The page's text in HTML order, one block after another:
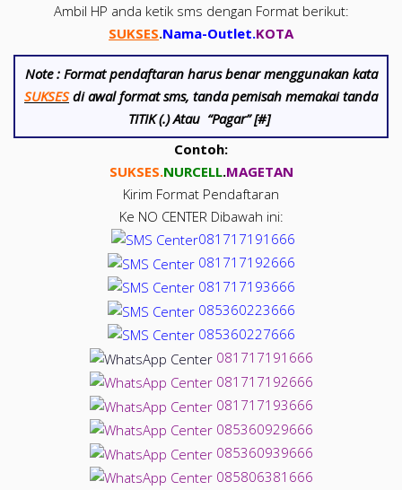
Ambil HP anda ketik sms dengan Format berikut:
SUKSES.Nama-Outlet.KOTA
Note : Format pendaftaran harus benar menggunakan kata
SUKSESdi awal format sms, tanda pemisah memakai tanda
TITIK (.) Atau “Pagar” [#]
Contoh:
SUKSES.NURCELL.MAGETAN
Kirim Format Pendaftaran
Ke NO CENTER Dibawah ini:
081717191666
081717192666
081717193666
085360223666
085360227666
081717191666
081717192666
081717193666
085360929666
085360939666
085806381666